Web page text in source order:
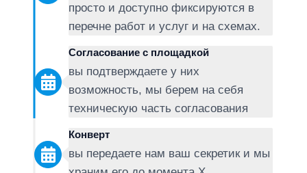
просто и доступно фиксируются в
перечне работ и услуг и на схемах.
Согласование с площадкой
вы подтверждаете у них
возможность, мы берем на себя
техническую часть согласования
Конверт
вы передаете нам ваш секретик и мы